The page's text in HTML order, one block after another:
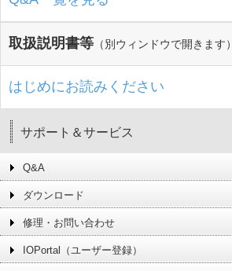
取扱説明書等 （別ウィンドウで開きます）
はじめにお読みください
サポート＆サービス
Q&A
ダウンロード
修理・お問い合わせ
IOPortal（ユーザー登録）